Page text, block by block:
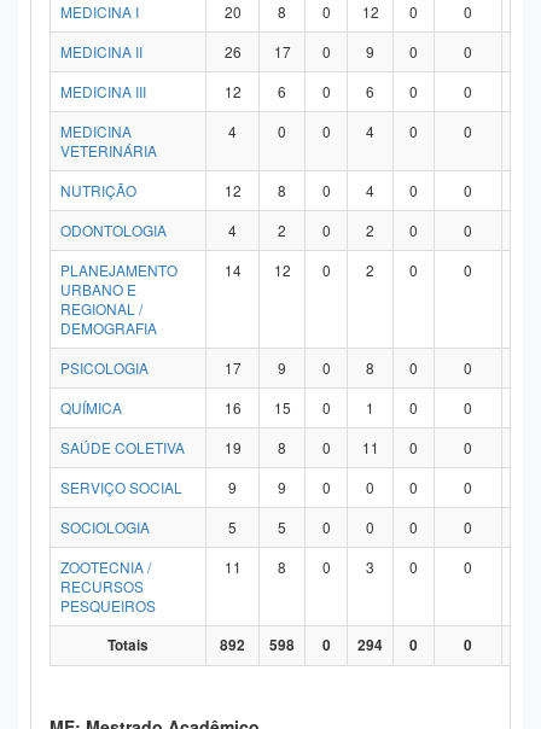
MEDICINA I
20 8 0 12 0 0
MEDICINA II
26 17 0 9 0 0
MEDICINA III
12 6 0 6 0 0
MEDICINA
VETERINÁRIA
4 0 0 4 0 0
NUTRIÇÃO 12 8 0 4 0 0
ODONTOLOGIA
4 2 0 2 0 0
PLANEJAMENTO
URBANO E
REGIONAL /
DEMOGRAFIA
14 12 0 2 0 0
PSICOLOGIA 17 9 0 8 0 0
QUÍMICA
16 15 0 1 0 0
SAÚDE COLETIVA
19 8 0 11 0 0
SERVIÇO SOCIAL
9 9 0 0 0 0
SOCIOLOGIA
5 5 0 0 0 0
ZOOTECNIA /
RECURSOS
PESQUEIROS
11 8 0 3 0 0
Totais 892 598 0 294 0 0